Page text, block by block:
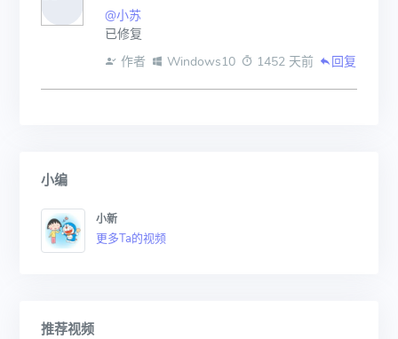
@小苏
已修复
作者
Windows10 1452 天前 回复
小编
小新
更多Ta的视频
推荐视频